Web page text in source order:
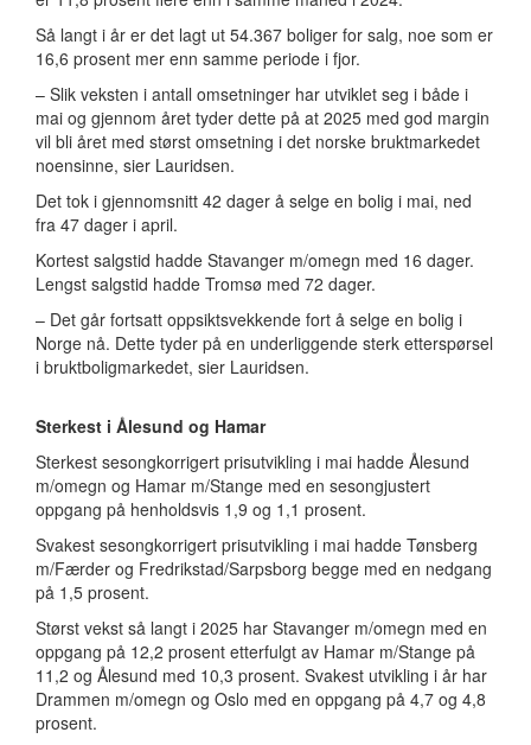
Så langt i år er det lagt ut 54.367 boliger for salg, noe som er
16,6 prosent mer enn samme periode i fjor.
– Slik veksten i antall omsetninger har utviklet seg i både i
mai og gjennom året tyder dette på at 2025 med god margin
vil bli året med størst omsetning i det norske bruktmarkedet
noensinne, sier Lauridsen.
Det tok i gjennomsnitt 42 dager å selge en bolig i mai, ned
fra 47 dager i april.
Kortest salgstid hadde Stavanger m/omegn med 16 dager.
Lengst salgstid hadde Tromsø med 72 dager.
– Det går fortsatt oppsiktsvekkende fort å selge en bolig i
Norge nå. Dette tyder på en underliggende sterk etterspørsel
i bruktboligmarkedet, sier Lauridsen.
Sterkest i Ålesund og Hamar
Sterkest sesongkorrigert prisutvikling i mai hadde Ålesund
m/omegn og Hamar m/Stange med en sesongjustert
oppgang på henholdsvis 1,9 og 1,1 prosent.
Svakest sesongkorrigert prisutvikling i mai hadde Tønsberg
m/Færder og Fredrikstad/Sarpsborg begge med en nedgang
på 1,5 prosent.
Størst vekst så langt i 2025 har Stavanger m/omegn med en
oppgang på 12,2 prosent etterfulgt av Hamar m/Stange på
11,2 og Ålesund med 10,3 prosent. Svakest utvikling i år har
Drammen m/omegn og Oslo med en oppgang på 4,7 og 4,8
prosent.